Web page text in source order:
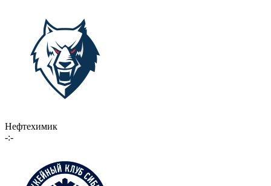
Нефтехимик
-:-